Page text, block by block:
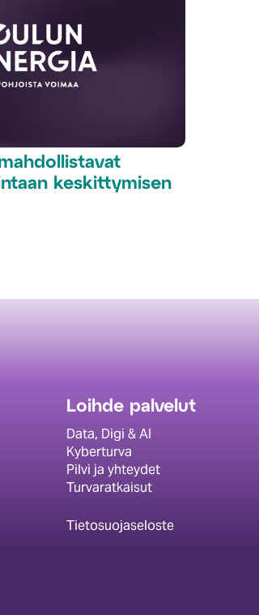
keskittymisen
Loihde palvelut
Data, Digi & AI
Kyberturva
Pilvi ja yhteydet
Turvaratkaisut
Tietosuojaseloste